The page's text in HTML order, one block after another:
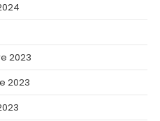
2023
2023